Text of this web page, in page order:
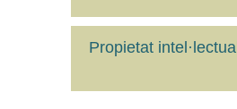
Propietat intel·lectual